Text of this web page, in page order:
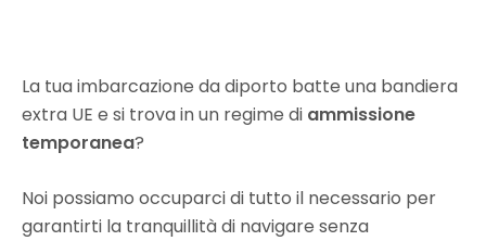
La tua imbarcazione da diporto batte una bandiera
extra UE e si trova in un regime di ammissione
temporanea?
Noi possiamo occuparci di tutto il necessario per
garantirti la tranquillità di navigare senza